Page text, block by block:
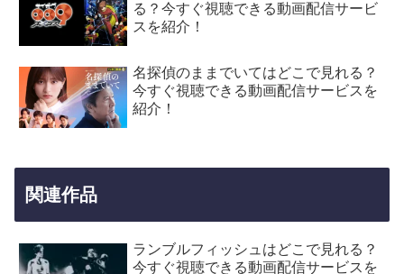
る？今すぐ視聴できる動画配信サービ
スを紹介！
名探偵のままでいてはどこで見れる？
今すぐ視聴できる動画配信サービスを
紹介！
関連作品
ランブルフィッシュはどこで見れる？
今すぐ視聴できる動画配信サービスを